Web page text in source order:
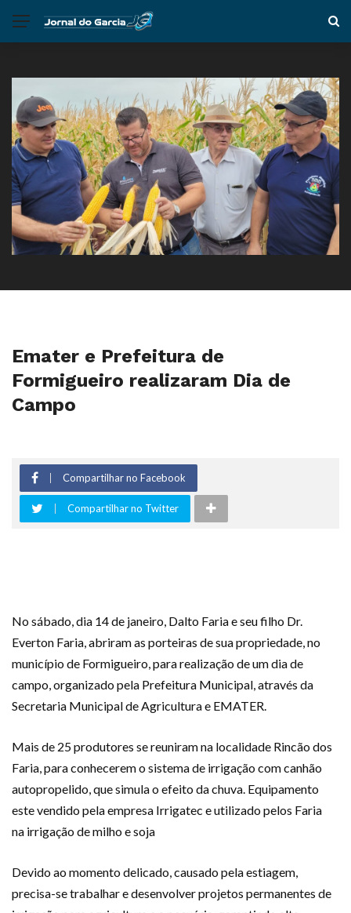
Emater e Prefeitura de
Formigueiro realizaram Dia de
Campo
Compartilhar no Facebook
Compartilhar no Twitter
No sábado, dia 14 de janeiro, Dalto Faria e seu filho Dr.
Everton Faria, abriram as porteiras de sua propriedade, no
município de Formigueiro, para realização de um dia de
campo, organizado pela Prefeitura Municipal, através da
Secretaria Municipal de Agricultura e EMATER.
Mais de 25 produtores se reuniram na localidade Rincão dos
Faria, para conhecerem o sistema de irrigação com canhão
autopropelido, que simula o efeito da chuva. Equipamento
este vendido pela empresa Irrigatec e utilizado pelos Faria
na irrigação de milho e soja
Devido ao momento delicado, causado pela estiagem,
precisa-se trabalhar e desenvolver projetos permanentes de